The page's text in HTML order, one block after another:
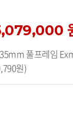
풀프레임
원)